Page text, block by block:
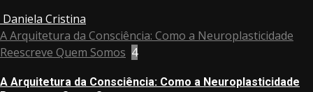
Daniela Cristina
A Arquitetura da Consciência: Como a Neuroplasticidade
Reescreve Quem Somos 4
A Arquitetura da Consciência: Como a Neuroplasticidade